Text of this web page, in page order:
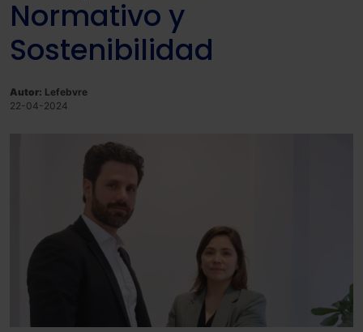
Normativo y
Sostenibilidad
Autor: Lefebvre
22-04-2024